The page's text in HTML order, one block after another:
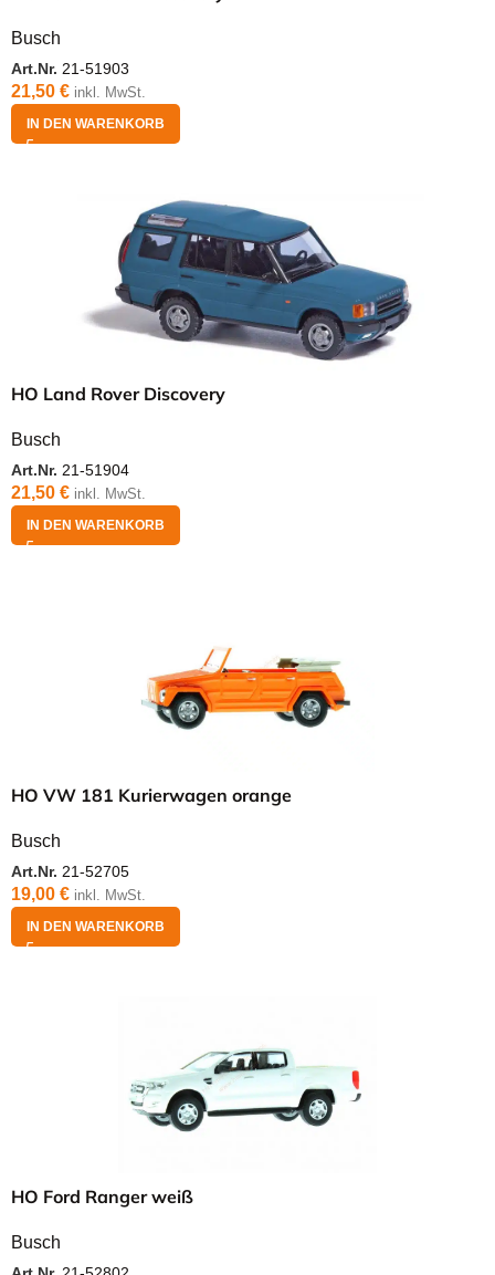
Busch
Art.Nr. 21-51903
21,50 € inkl. MwSt.
IN DEN WARENKORB
HO Land Rover Discovery
Busch
Art.Nr. 21-51904
21,50 € inkl. MwSt.
IN DEN WARENKORB
HO VW 181 Kurierwagen orange
Busch
Art.Nr. 21-52705
19,00 € inkl. MwSt.
IN DEN WARENKORB
HO Ford Ranger weiß
Busch